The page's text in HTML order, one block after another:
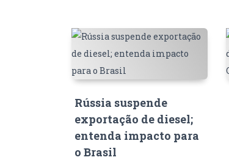
Rússia suspende
exportação de diesel;
entenda impacto para
o Brasil